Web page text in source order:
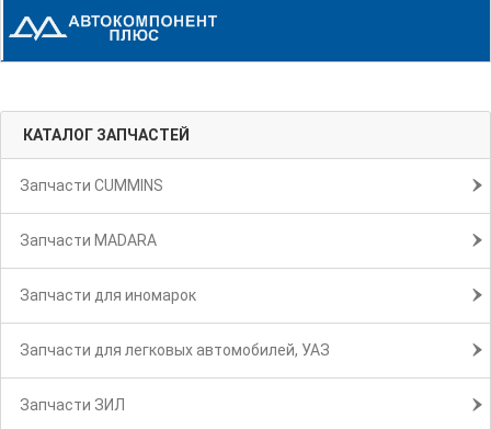
КАТАЛОГ ЗАПЧАСТЕЙ
Запчасти CUMMINS
Запчасти MADARA
Запчасти для иномарок
Запчасти для легковых автомобилей, УАЗ
Запчасти ЗИЛ